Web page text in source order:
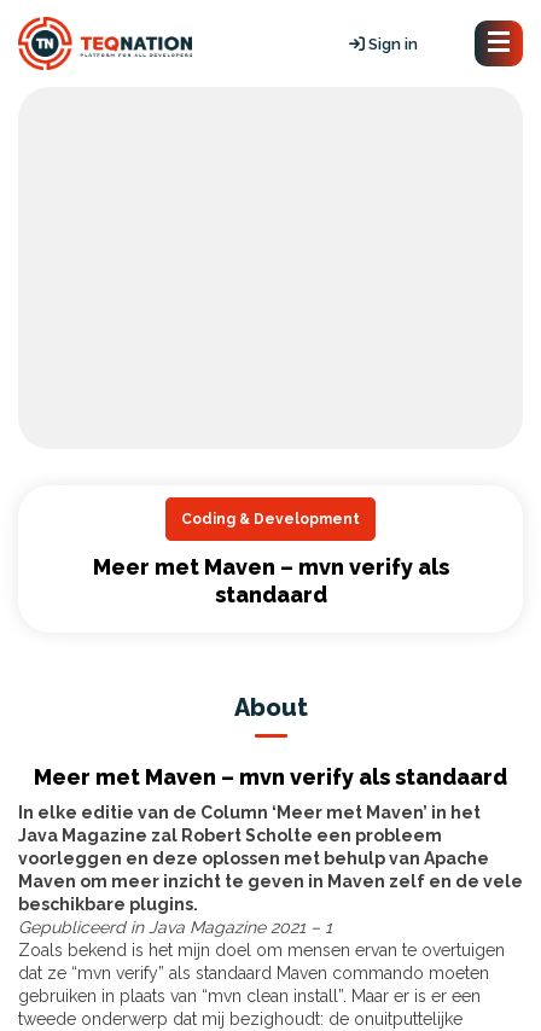
Sign in
Coding & Development
Meer met Maven – mvn verify als
standaard
About
Meer met Maven – mvn verify als standaard
In elke editie van de Column ‘Meer met Maven’ in het
Java Magazine zal Robert Scholte een probleem
voorleggen en deze oplossen met behulp van Apache
Maven om meer inzicht te geven in Maven zelf en de vele
beschikbare plugins.
Gepubliceerd in Java Magazine 2021 – 1
Zoals bekend is het mijn doel om mensen ervan te overtuigen
dat ze “mvn verify” als standaard Maven commando moeten
gebruiken in plaats van “mvn clean install”. Maar er is er een
tweede onderwerp dat mij bezighoudt: de onuitputtelijke